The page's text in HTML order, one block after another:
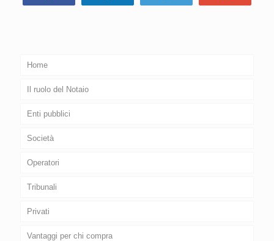
Home
Il ruolo del Notaio
Enti pubblici
Società
Operatori
Tribunali
Privati
Vantaggi per chi compra